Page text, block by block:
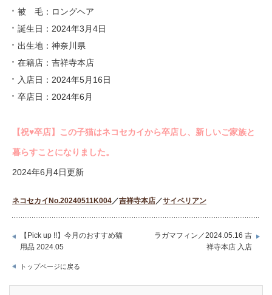
被 毛：ロングヘア
誕生日：2024年3月4日
出生地：神奈川県
在籍店：吉祥寺本店
入店日：2024年5月16日
卒店日：2024年6月
【祝♥︎卒店】この子猫はネコセカイから卒店し、新しいご家族と
暮らすことになりました。
2024年6月4日更新
ネコセカイNo.20240511K004 ／吉祥寺本店 ／サイベリアン
【Pick up !!】今月のおすすめ猫
用品 2024.05
ラガマフィン／2024.05.16 吉
祥寺本店 入店
トップページに戻る